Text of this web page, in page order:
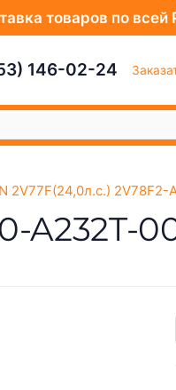
товаров по всей
146-02-24
2V77F(24,0л.с.) 2V78F2-
A232T-